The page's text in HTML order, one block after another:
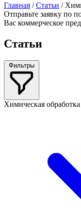
Главная /Статьи /
Отправьте заявку по
Вас коммерческое
Статьи
Фильтры
Химическая обработка